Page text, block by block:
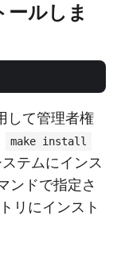
ルしま
して管理者権
make install
テムにインス
ンドで指定さ
リにインスト